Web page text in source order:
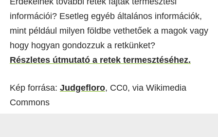
információi? Esetleg egyéb általános információk,
mint például milyen földbe vethetőek a magok vagy
hogy hogyan gondozzuk a retkünket?
Részletes útmutató a retek termesztéséhez.
Kép forrása: Judgefloro, CC0, via Wikimedia
Commons